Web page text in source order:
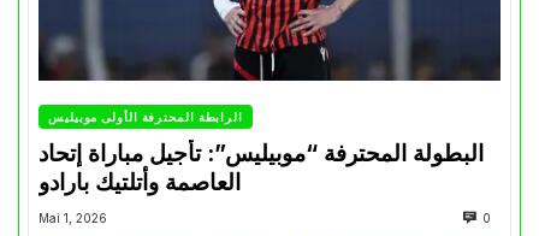
الرابطة المحترفة الأولى موبيليس
البطولة المحترفة “موبيليس”: تأجيل مباراة إتحاد
العاصمة وأتلتيك بارادو
Mai 1, 2026 0